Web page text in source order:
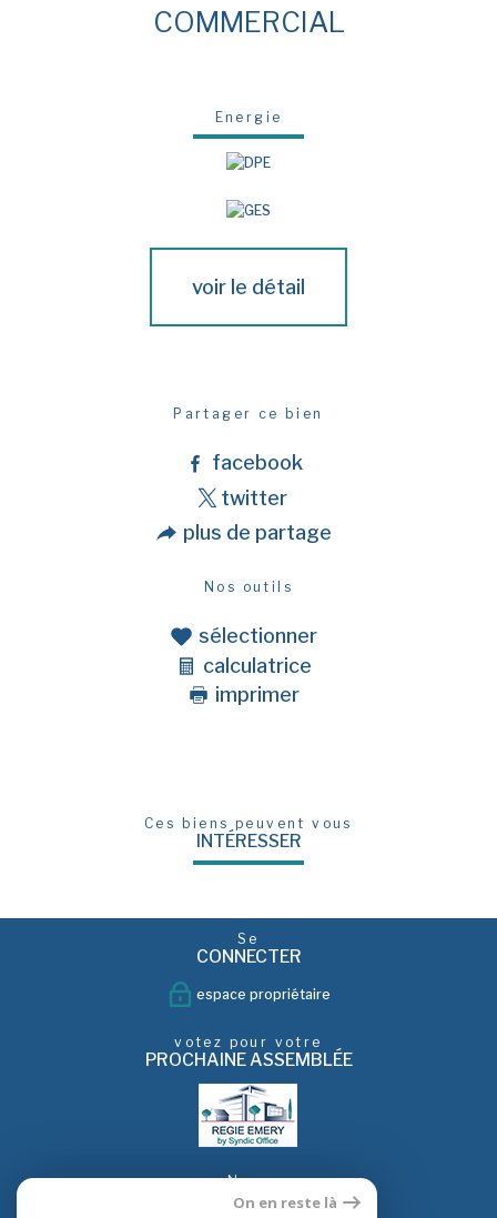
COMMERCIAL
Energie
voir le détail
Partager ce bien
facebook
twitter
plus de partage
Nos outils
sélectionner
calculatrice
imprimer
Ces biens peuvent vous
INTÉRESSER
Se
CONNECTER
espace propriétaire
votez pour votre
PROCHAINE ASSEMBLÉE
Nous
SUIVRE
On en reste là